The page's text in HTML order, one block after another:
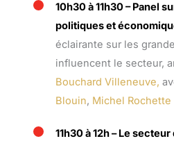
10h30 à 11h30 – Panel
politiques et
éclairante sur les
influencent le secteur,
Bouchard Villeneuve,
Blouin, Michel Rochette
11h30 à 12h – Le